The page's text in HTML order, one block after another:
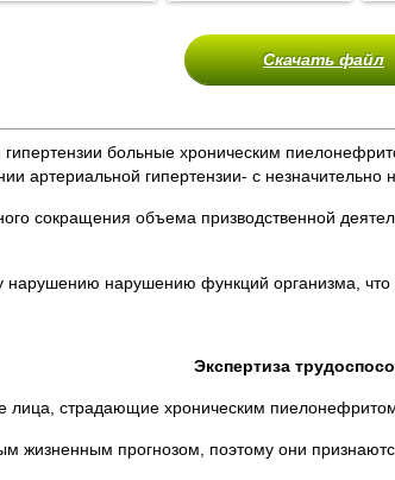
Скачать файл
больные хроническим
артериальной гипертензии- с незначительно
сокращения объема призводственной
нарушению функций организма, что
Экспертиза
лица, страдающие хроническим
жизненным прогнозом, поэтому они